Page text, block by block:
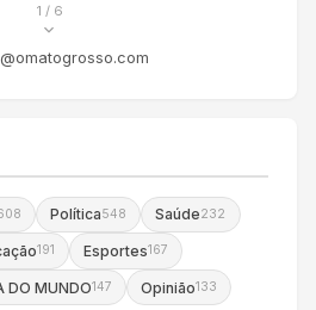
1 / 6
Política548 Saúde232
191 Esportes167
DO MUNDO147 Opinião133